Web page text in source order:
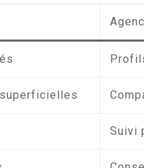
Suivi